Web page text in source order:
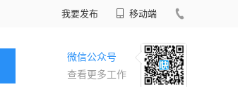
我要发布 移动端
微信公众号
查看更多工作